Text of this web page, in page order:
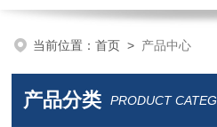
当前位置：首页 > 产品中心
产品分类 PRODUCT